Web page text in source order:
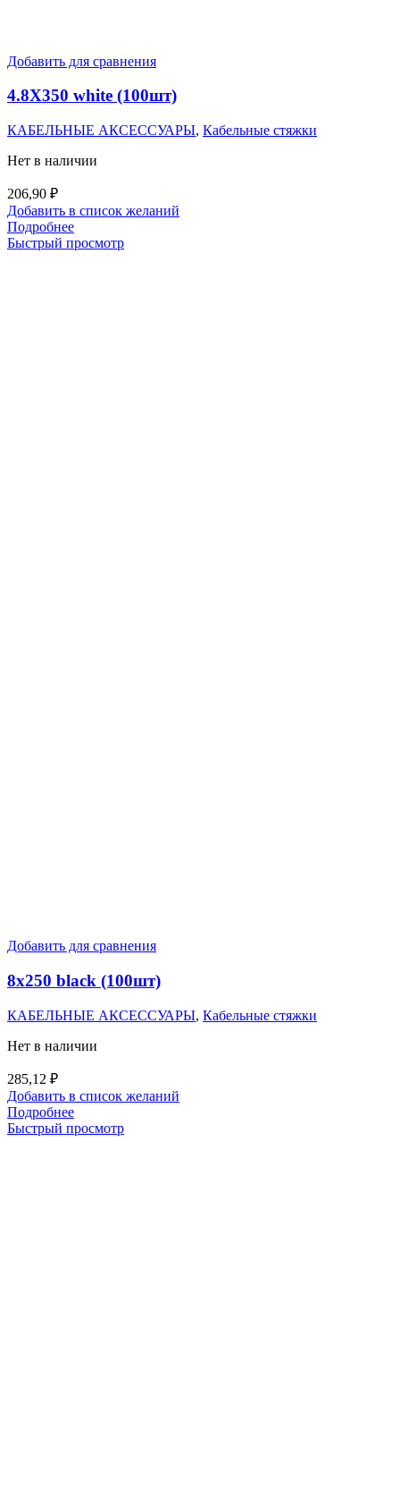
Добавить для сравнения
4.8X350 white (100шт)
КАБЕЛЬНЫЕ АКСЕССУАРЫ, Кабельные стяжки
Нет в наличии
206,90 ₽
Добавить в список желаний
Подробнее
Быстрый просмотр
Добавить для сравнения
8х250 black (100шт)
КАБЕЛЬНЫЕ АКСЕССУАРЫ, Кабельные стяжки
Нет в наличии
285,12 ₽
Добавить в список желаний
Подробнее
Быстрый просмотр